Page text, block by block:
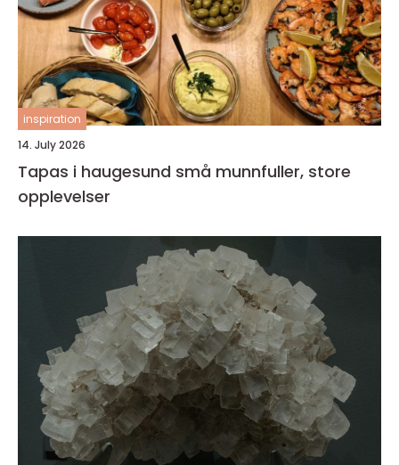
inspiration
14. July 2026
Tapas i haugesund små munnfuller, store
opplevelser